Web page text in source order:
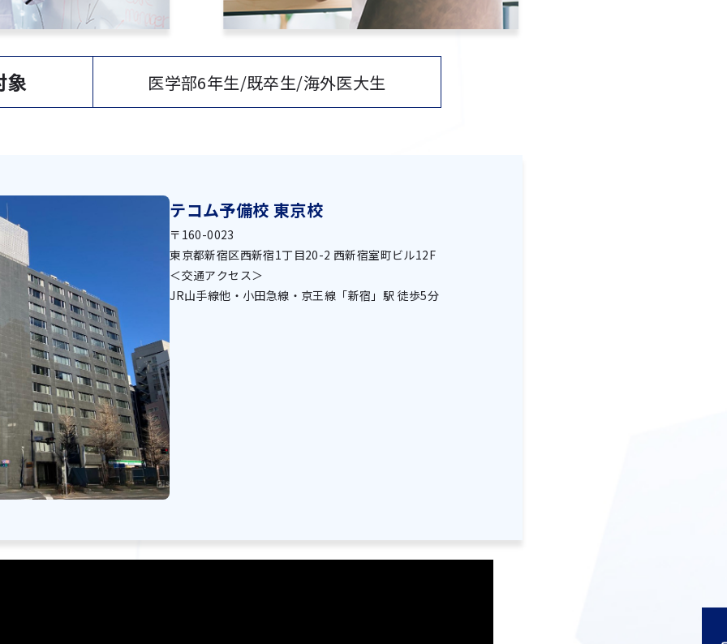
象 医学部6年生/既卒生/海外医大生
テコム予備校 東京校
〒160-0023
東京都新宿区西新宿1丁目20-2 西新宿室町ビル12F
＜交通アクセス＞
JR山手線他・小田急線・京王線「新宿」駅 徒歩5分